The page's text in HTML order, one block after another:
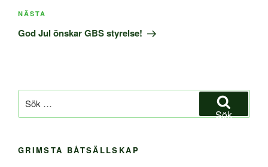
Nästa
inlägg
NÄSTA
God Jul önskar GBS styrelse!
efter:
Sök
GRIMSTA BÅTSÄLLSKAP